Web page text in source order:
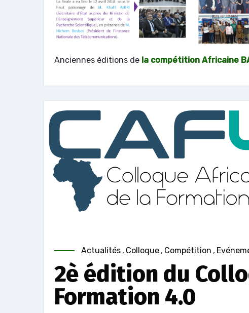
Anciennes éditions de la compétition Africaine
Actualités , Colloque , Compétition ,
2è édition du
Formation 4.0